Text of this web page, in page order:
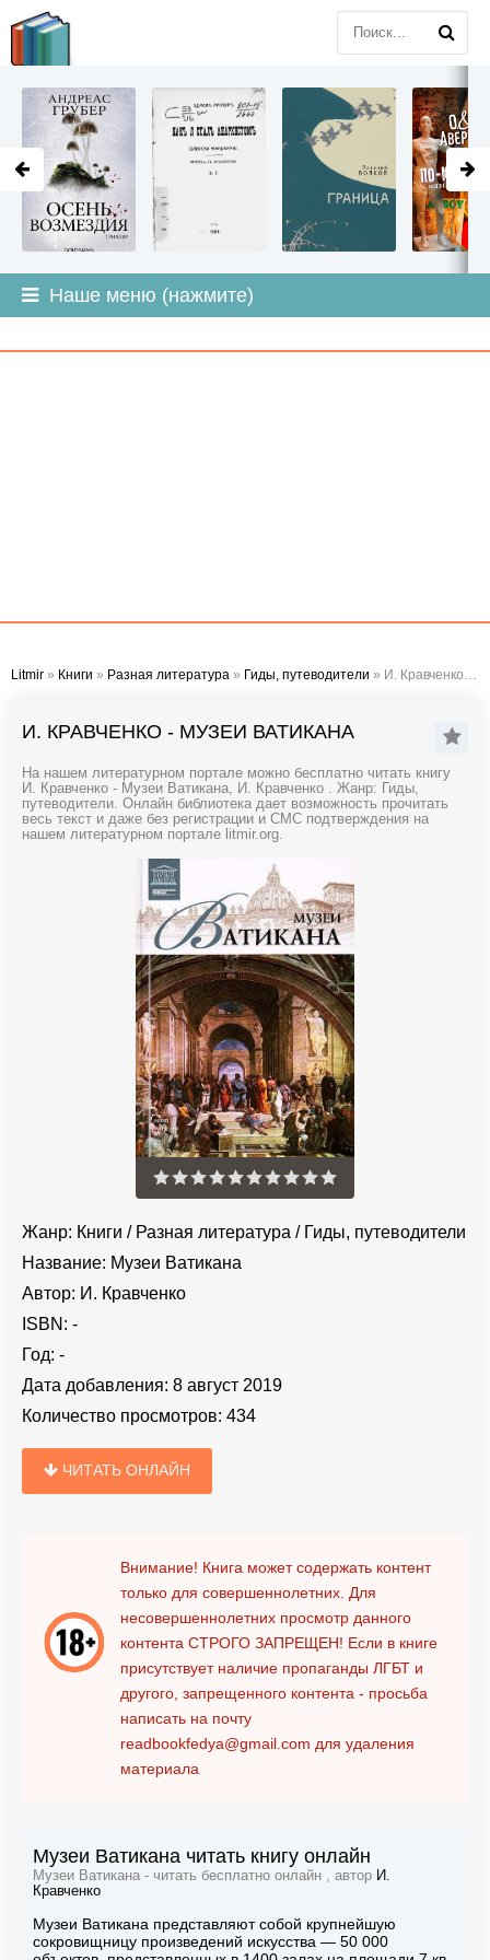
Наше меню (нажмите)
Litmir » Книги » Разная литература » Гиды, путеводители » И. Кравченко - Музеи Ватикана
И. КРАВЧЕНКО - МУЗЕИ ВАТИКАНА
На нашем литературном портале можно бесплатно читать книгу
И. Кравченко - Музеи Ватикана, И. Кравченко . Жанр: Гиды,
путеводители. Онлайн библиотека дает возможность прочитать
весь текст и даже без регистрации и СМС подтверждения на
нашем литературном портале litmir.org.
Жанр: Книги / Разная литература / Гиды, путеводители
Название: Музеи Ватикана
Автор: И. Кравченко
ISBN: -
Год: -
Дата добавления: 8 август 2019
Количество просмотров: 434
ЧИТАТЬ ОНЛАЙН
Внимание! Книга может содержать контент
только для совершеннолетних. Для
несовершеннолетних просмотр данного
контента СТРОГО ЗАПРЕЩЕН! Если в книге
присутствует наличие пропаганды ЛГБТ и
другого, запрещенного контента - просьба
написать на почту
readbookfedya@gmail.com для удаления
материала
Музеи Ватикана читать книгу онлайн
Музеи Ватикана - читать бесплатно онлайн , автор И.
Кравченко
Музеи Ватикана представляют собой крупнейшую
сокровищницу произведений искусства — 50 000
LITMIR.ORG